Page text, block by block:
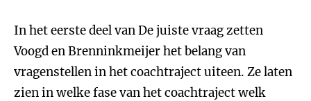
In het eerste deel van De juiste vraag zetten
Voogd en Brenninkmeijer het belang van
vragenstellen in het coachtraject uiteen. Ze laten
zien in welke fase van het coachtraject welk